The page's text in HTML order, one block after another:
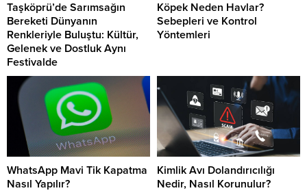
Taşköprü’de Sarımsağın
Bereketi Dünyanın
Renkleriyle Buluştu: Kültür,
Gelenek ve Dostluk Aynı
Festivalde
Köpek Neden Havlar?
Sebepleri ve Kontrol
Yöntemleri
WhatsApp Mavi Tik Kapatma
Nasıl Yapılır?
Kimlik Avı Dolandırıcılığı
Nedir, Nasıl Korunulur?